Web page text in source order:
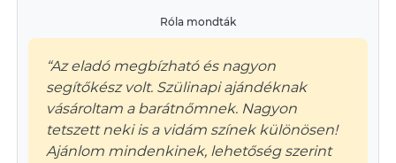
Róla mondták
“Az eladó megbízható és nagyon
segítőkész volt. Szülinapi ajándéknak
vásároltam a barátnőmnek. Nagyon
tetszett neki is a vidám színek különösen!
Ajánlom mindenkinek, lehetőség szerint